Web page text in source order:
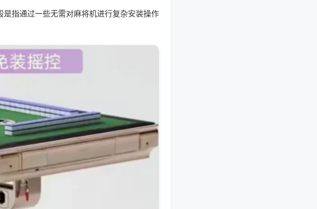
指通过一些无需对麻将机进行复杂安装操作